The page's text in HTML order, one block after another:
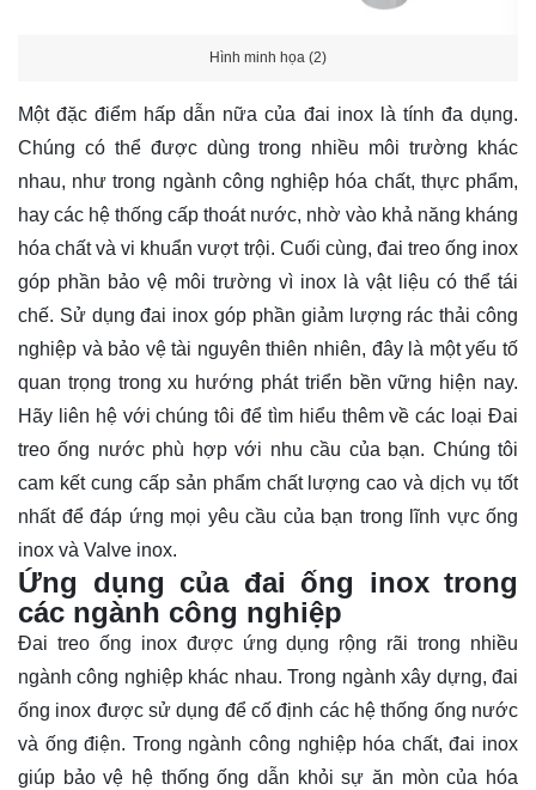
Hình minh họa (2)
Một đặc điểm hấp dẫn nữa của đai inox là tính đa dụng.
Chúng có thể được dùng trong nhiều môi trường khác
nhau, như trong ngành công nghiệp hóa chất, thực phẩm,
hay các hệ thống cấp thoát nước, nhờ vào khả năng kháng
hóa chất và vi khuẩn vượt trội. Cuối cùng, đai treo ống inox
góp phần bảo vệ môi trường vì inox là vật liệu có thể tái
chế. Sử dụng đai inox góp phần giảm lượng rác thải công
nghiệp và bảo vệ tài nguyên thiên nhiên, đây là một yếu tố
quan trọng trong xu hướng phát triển bền vững hiện nay.
Hãy liên hệvới chúng tôi để tìm hiểu thêm về các loại Đai
treo ống nước phù hợp với nhu cầu của bạn. Chúng tôi
cam kết cung cấp sản phẩm chất lượng cao và dịch vụ tốt
nhất để đáp ứng mọi yêu cầu của bạn trong lĩnh vực ống
inox và Valve inox.
Ứng dụng của đai ống inox trong
các ngành công nghiệp
Đai treo ống inox được ứng dụng rộng rãi trong nhiều
ngành công nghiệp khác nhau. Trong ngành xây dựng, đai
ống inox được sử dụng để cố định các hệ thống ống nước
và ống điện. Trong ngành công nghiệp hóa chất, đai inox
giúp bảo vệ hệ thống ống dẫn khỏi sự ăn mòn của hóa